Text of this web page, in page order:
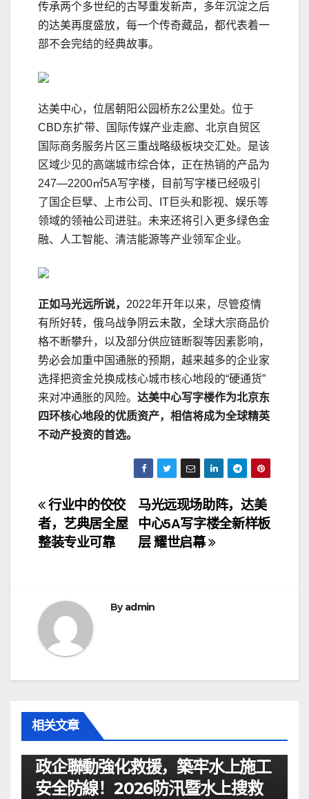
传承两个多世纪的古琴重发新声，多年沉淀之后
的达美再度盛放，每一个传奇藏品，都代表着一
部不会完结的经典故事。
达美中心，位居朝阳公园桥东2公里处。位于
CBD东扩带、国际传媒产业走廊、北京自贸区
国际商务服务片区三重战略级板块交汇处。是该
区域少见的高端城市综合体，正在热销的产品为
247—2200㎡5A写字楼，目前写字楼已经吸引
了国企巨擘、上市公司、IT巨头和影视、娱乐等
领域的领袖公司进驻。未来还将引入更多绿色金
融、人工智能、清洁能源等产业领军企业。
正如马光远所说， 2022年开年以来，尽管疫情
有所好转，俄乌战争阴云未散，全球大宗商品价
格不断攀升，以及部分供应链断裂等因素影响，
势必会加重中国通胀的预期，越来越多的企业家
选择把资金兑换成核心城市核心地段的“硬通货”
来对冲通胀的风险。 达美中心写字楼作为北京东
四环核心地段的优质资产，相信将成为全球精英
不动产投资的首选。
文
章
航
马光远现场助阵，达美
中心5A写字楼全新样板
层 耀世启幕
行业中的佼佼
者，艺典居全屋
整装专业可靠
Byadmin
相关文章
政企聯動強化救援，築牢水上施工
安全防線！2026防汛暨水上搜救